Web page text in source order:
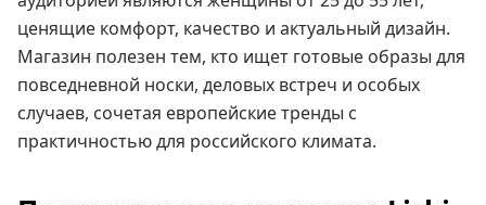
ценящие комфорт, качество и актуальный дизайн.
Магазин полезен тем, кто ищет готовые образы для
повседневной носки, деловых встреч и особых
случаев, сочетая европейские тренды с
практичностью для российского климата.